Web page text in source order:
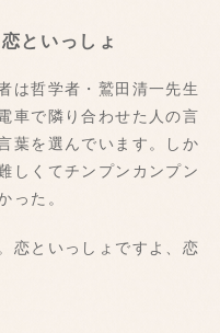
といっしょ
は哲学者・鷲田清一先生
車で隣り合わせた人の言
葉を選んでいます。しか
しくてチンプンカンプン
った。
といっしょですよ、恋